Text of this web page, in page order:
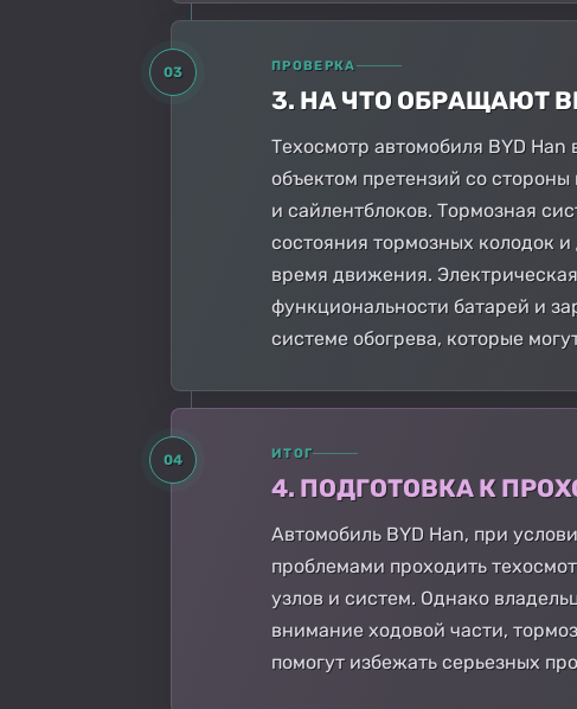
03 ПРОВЕРКА
3. НА ЧТО ОБРАЩАЮТ
Техосмотр автомобиля BYD
объектом претензий со
и сайлентблоков. Тормозная
состояния тормозных колодок
время движения.
функциональности батарей и
системе обогрева, которые
04 ИТОГ
4. ПОДГОТОВКА К
Автомобиль BYD Han, при
проблемами проходить
узлов и систем. Однако
внимание ходовой части,
помогут избежать серьезных